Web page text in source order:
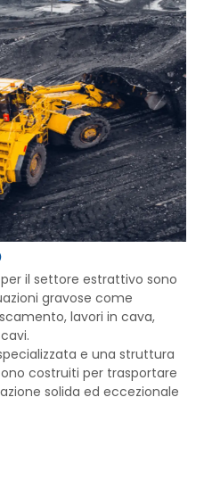
il settore estrattivo sono
gravose come
lavori in cava,
e una struttura
costruiti per trasportare
solida ed eccezionale